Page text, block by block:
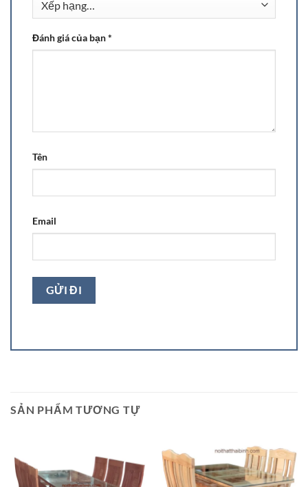
Đánh giá của bạn*
Tên
Email
SẢN PHẨM TƯƠNG TỰ